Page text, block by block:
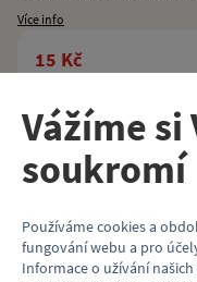
Více info
15 Kč
Popis
13 pohlednic s pečlivě
Vážíme si
soukromí
Používáme cookies a
fungování webu a pro
Informace o užívání